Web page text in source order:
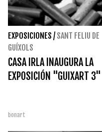
EXPOSICIONES / SANT FELIU DE
GUÍXOLS
CASA IRLA INAUGURA LA
EXPOSICIÓN "GUIXART 3"
bonart